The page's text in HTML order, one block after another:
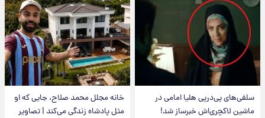
سلفی‌های پی‌درپی هلیا امامی در
ماشین لاکچری‌اش خبرساز شد!
خانه مجلل محمد صلاح، جایی که او
مثل پادشاه زندگی می‌کند | تصاویر